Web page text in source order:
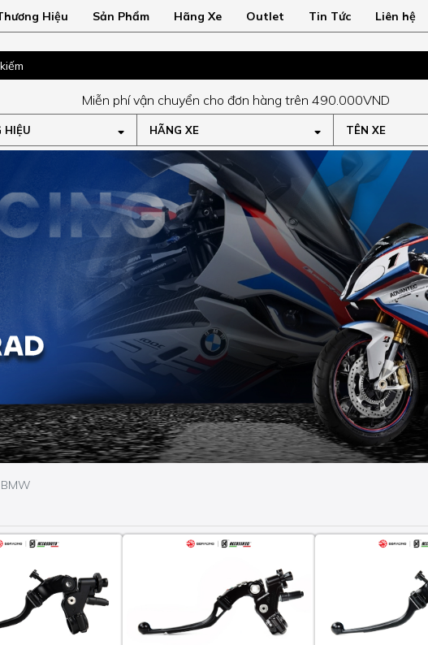
Hiệu Sản Phẩm Hãng Xe Outlet Tin Tức Liên hệ
Miễn phí vận chuyển cho đơn hàng trên 490.000VND
HIỆU HÃNG XE TÊN XE
BMW